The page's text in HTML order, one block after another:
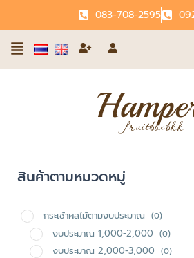
content
083-708-2595
เมนู
fruitboxbkk
สินค้าตามหมวดหมู่
กระเช้าผลไม้ตามงบประมาณ (0)
งบประมาณ 1,000-2,000 (0)
งบประมาณ 2,000-3,000 (0)